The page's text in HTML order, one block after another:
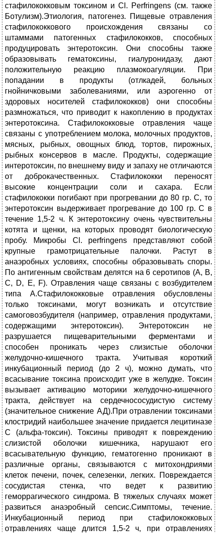
стафилококковым токсином и Cl. Perfringens (см. также
Ботулизм).Этиология, патогенез. Пищевые отравления
стафилококкового происхождения связаны со
штаммами патогенных стафилококков, способных
продуцировать энтеротоксин. Они способны также
образовывать гематоксины, гиалуронидазу, дают
положительную реакцию плазмокоагуляции. При
попадании в продукты (отлкадей, больных
гнойничковыми заболеваниями, или аэрогенно от
здоровых носителей стафилококков) они способны
размножаться, что приводит к накоплению в продуктах
энтеротоксина. Стафилококковые отравления чаще
связаны с употреблением молока, молочных продуктов,
мясных, рыбных, овощных блюд, тортов, пирожных,
рыбных консервов в масле. Продукты, содержащие
интеротоксин, по внешнему виду и запаху не отличаются
от доброкачественных. Стафилококки переносят
высокие концентрации соли и сахара. Если
стафилококки погибают при прогревании до 80 гр. С, то
энтеротоксин выдерживает прогревание до 100 гр. С в
течение 1,5-2 ч. К энтеротоксину очень чувствительны
котята и щенки, на которых проводят биологическую
пробу. Микробы Cl. perfringens представляют собой
крупные грамотрицательные палочки. Растут в
анаэробных условиях, способны образовывать споры.
По антигенным свойствам делятся на 6 серотипов (А, В,
С, D, Е, F). Отравления чаще связаны с возбудителем
типа А.Стафилококковые отравления обусловлены
только токсинами, могут возникать и отсутствие
самоговозбудителя (например, отравления продуктами,
содержащими энтеротоксин). Энтеротоксин не
разрушается пищеварительными ферментами и
способен проникать через слизистые оболочки
желудочно-кишечного тракта. Учитывая короткий
инкубационный период (до 2 ч), можно думать, что
всасывание токсина происходит уже в желудке. Токсин
вызывает активацию моторики желудочно-кишечного
тракта, действует на сердечнососудистую систему
(значительное снижение АД).При отравлении токсинами
клостридий наибольшее значение придается лецитиназе
С (альфа-токсин). Токсины приводят к повреждению
слизистой оболочки кишечника, нарушают его
всасывательную функцию, гематогенно проникают в
различные органы, связываются с митохондриями
клеток печени, почек, селезенки, легких. Повреждается
сосудистая стенка, что ведет к развитию
геморрагического синдрома. В тяжелых случаях может
развиться анаэробный сепсис.Симптомы, течение.
Инкубационный период при стафилококковых
отравлениях чаще длится 1,5-2 ч, при отравлениях